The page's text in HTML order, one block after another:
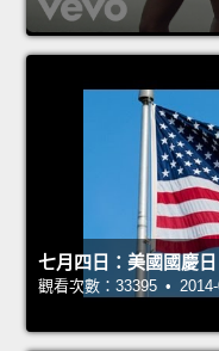
七月四日：美國國慶日
觀看次數：33395 •